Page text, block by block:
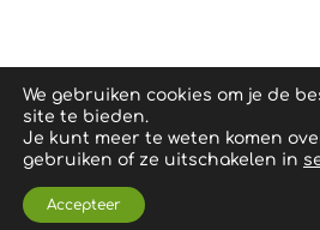
We gebruiken cookies om je de
site te bieden.
Je kunt meer te weten komen
gebruiken of ze uitschakelen in
Accepteer